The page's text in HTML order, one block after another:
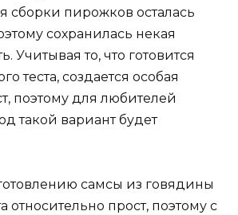
сборки пирожков осталась
сохранилась некая
Учитывая то, что готовится
теста, создается особая
поэтому для любителей
такой вариант будет
самсы из говядины
относительно прост, поэтому с